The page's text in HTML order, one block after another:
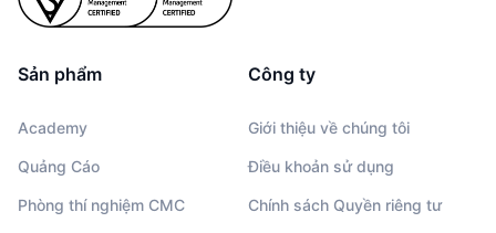
Sản phẩm
Academy
Quảng Cáo
Phòng thí nghiệm CMC
Công ty
Giới thiệu về chúng tôi
Điều khoản sử dụng
Chính sách Quyền riêng tư